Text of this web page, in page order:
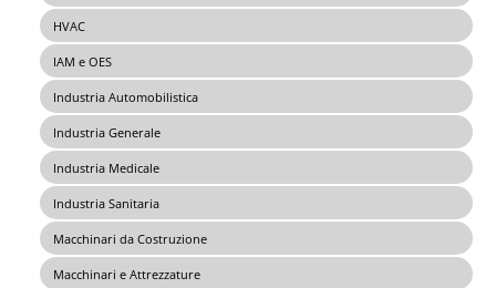
HVAC
IAM e OES
Industria Automobilistica
Industria Generale
Industria Medicale
Industria Sanitaria
Macchinari da Costruzione
Macchinari e Attrezzature